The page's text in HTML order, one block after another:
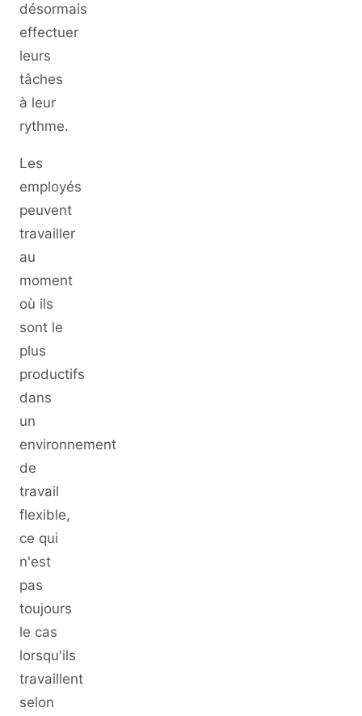
désormais
effectuer
leurs
tâches
à leur
rythme.
Les
employés
peuvent
travailler
au
moment
où ils
sont le
plus
productifs
dans
un
environnement
de
travail
flexible,
ce qui
n'est
pas
toujours
le cas
lorsqu'ils
travaillent
selon